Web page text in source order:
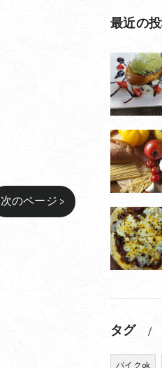
次のページ >
最近の
タグ
バイクok